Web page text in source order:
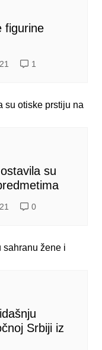
figurine
1
su
0
Srbiji iz